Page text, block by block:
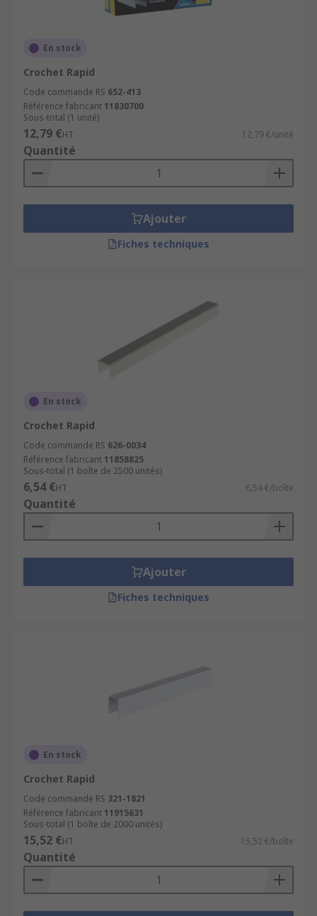
En stock
Crochet Rapid
Code commande RS 652-413
Référence fabricant 11830700
Sous-total (1 unité)
12,79 €HT 12,79 €/unité
Quantité
Ajouter
Fiches techniques
En stock
Crochet Rapid
Code commande RS 626-0034
Référence fabricant 11858825
Sous-total (1 boîte de 2500 unités)
6,54 €HT 6,54 €/boîte
Quantité
Ajouter
Fiches techniques
En stock
Crochet Rapid
Code commande RS 321-1821
Référence fabricant 11915631
Sous-total (1 boîte de 2000 unités)
15,52 €HT 15,52 €/boîte
Quantité